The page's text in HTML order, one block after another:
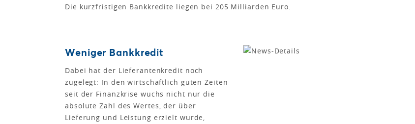
Die kurzfristigen Bankkredite liegen bei 205 Milliarden Euro.
Weniger Bankkredit
Dabei hat der Lieferantenkredit noch
zugelegt: In den wirtschaftlich guten Zeiten
seit der Finanzkrise wuchs nicht nur die
absolute Zahl des Wertes, der über
Lieferung und Leistung erzielt wurde,